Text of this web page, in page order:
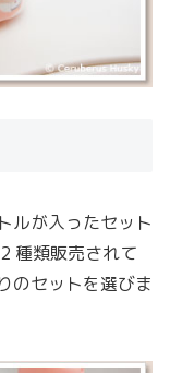
ルが入ったセット
種類販売されて
のセットを選びま